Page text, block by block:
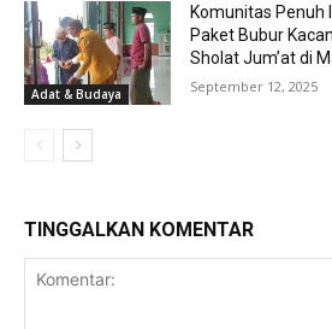
Adat & Budaya
Komunitas Penuh
Paket Bubur
Sholat Jum’at di
September 12, 2025
TINGGALKAN KOMENTAR